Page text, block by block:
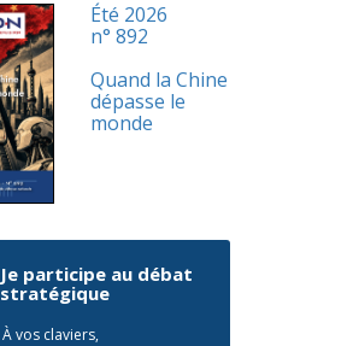
Été 2026
n° 892
Quand la Chine
dépasse le
monde
Je participe au débat
stratégique
À vos claviers,